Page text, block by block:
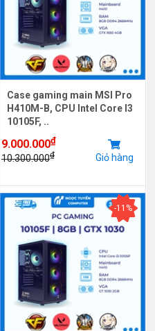
Case gaming main MSI Pro
H410M-B, CPU Intel Core I3
10105F, ..
9.000.000₫
10.300.000₫ Giỏ hàng
-11%